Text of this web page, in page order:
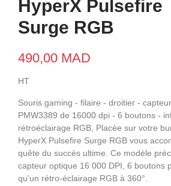
HyperX Pulsefire
Surge RGB
490,00 MAD
HT
Souris gaming - filaire - droitier -
PMW3389 de 16000 dpi - 6 boutons -
rétroéclairage RGB, Placée sur votre
HyperX Pulsefire Surge RGB vous
quête du succès ultime. Ce modèle
capteur optique 16 000 DPI, 6 boutons
qu'un rétro-éclairage RGB à 360°.